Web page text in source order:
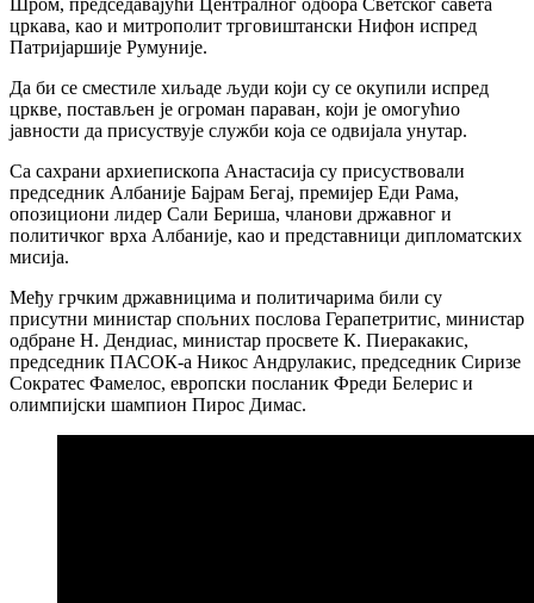
цркава, као и митрополит трговиштански Нифон испред
Патријаршије Румуније.
Да би се сместиле хиљаде људи који су се окупили испред
цркве, постављен је огроман параван, који је омогућио
јавности да присуствује служби која се одвијала унутар.
Са сахрани архиепископа Анастасија су присуствовали
председник Албаније Бајрам Бегај, премијер Еди Рама,
опозициони лидер Сали Бериша, чланови државног и
политичког врха Албаније, као и представници дипломатских
мисија.
Међу грчким државницима и политичарима били су
присутни министар спољних послова Герапетритис, министар
одбране Н. Дендиас, министар просвете К. Пиеракакис,
председник ПАСОК-а Никос Андрулакис, председник Сиризе
Сократес Фамелос, европски посланик Фреди Белерис и
олимпијски шампион Пирос Димас.